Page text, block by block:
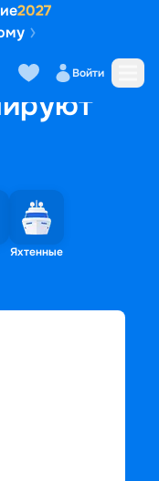
2027
Войти
Яхтенные